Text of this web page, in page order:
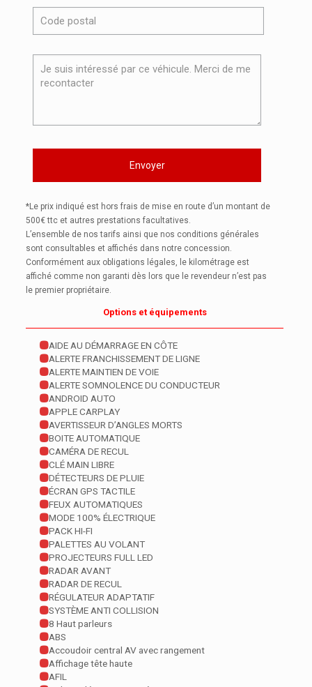
*Le prix indiqué est hors frais de mise en route d’un montant de
500€ ttc et autres prestations facultatives.
L’ensemble de nos tarifs ainsi que nos conditions générales
sont consultables et affichés dans notre concession.
Conformément aux obligations légales, le kilométrage est
affiché comme non garanti dès lors que le revendeur n’est pas
le premier propriétaire.
Options et équipements
AIDE AU DÉMARRAGE EN CÔTE
ALERTE FRANCHISSEMENT DE LIGNE
ALERTE MAINTIEN DE VOIE
ALERTE SOMNOLENCE DU CONDUCTEUR
ANDROID AUTO
APPLE CARPLAY
AVERTISSEUR D’ANGLES MORTS
BOITE AUTOMATIQUE
CAMÉRA DE RECUL
CLÉ MAIN LIBRE
DÉTECTEURS DE PLUIE
ÉCRAN GPS TACTILE
FEUX AUTOMATIQUES
MODE 100% ÉLECTRIQUE
PACK HI-FI
PALETTES AU VOLANT
PROJECTEURS FULL LED
RADAR AVANT
RADAR DE RECUL
RÉGULATEUR ADAPTATIF
SYSTÈME ANTI COLLISION
8 Haut parleurs
ABS
Accoudoir central AV avec rangement
Affichage tête haute
AFIL